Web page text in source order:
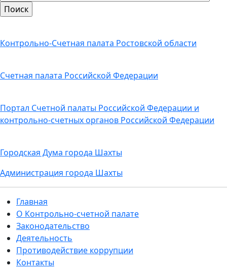
Контрольно-Счетная палата Ростовской области
Счетная палата Российской Федерации
Портал Счетной палаты Российской Федерации и
контрольно-счетных органов Российской Федерации
Городская Дума города Шахты
Администрация города Шахты
Главная
О Контрольно-счетной палате
Законодательство
Деятельность
Противодействие коррупции
Контакты